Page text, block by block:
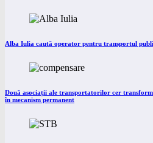
Alba Iulia caută operator pentru transportul
Două asociații ale transportatorilor cer
în mecanism permanent